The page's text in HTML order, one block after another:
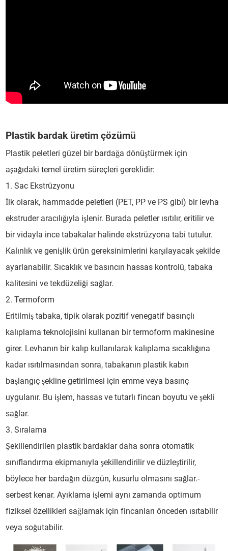
Plastik bardak üretim çözümü
Plastik peletleri güzel bir bardağa dönüştürmek için
aşağıdaki temel üretim süreçleri gereklidir:
1. Sac Ekstrüzyonu
İlk olarak, hammadde peletleri (PET, PP ve PS gibi) bir levha
ekstruder aracılığıyla işlenir. Burada peletler ısıtılır, eritilir ve
bir vidayla ince tabakalar halinde ekstrüzyona tabi tutulur.
Kalınlık ve genişlik ürün gereksinimlerini karşılayacak şekilde
ayarlanabilir. Sıcaklık ve basıncın hassas kontrolü, tabaka
kalitesini ve tekdüzeliği sağlar.
2. Termoform
Eritilmiş tabaka, tipik olarak pozitif venegatif basınçlı
kalıplama teknolojisini kullanan bir termoform makinesine
girer. Levhanın bir kalıp kullanılarak kalıplama sıcaklığına
kadar ısıtılmasından sonra, tabakanın plastik kabın
başlangıç ​​şekline getirilmesi için emme veya basınç
uygulanır. Bu işlem, hassas ve tutarlı fincan boyutu ve şekli
sağlar.
3. Sıralama
Şekillendirilen plastik bardaklar daha sonra otomatik
sınıflandırma ekipmanıyla şekillendirilir ve düzleştirilir,
böylece her bardağın düzgün, kusurlu olmasını sağlar.-
serbest kenar. Ayıklama işlemi aynı zamanda optimum
fiziksel özellikleri sağlamak için fincanları önceden ısıtabilir
veya soğutabilir.